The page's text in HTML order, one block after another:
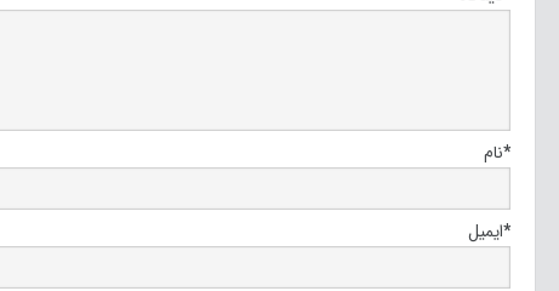
نام*
ایمیل*